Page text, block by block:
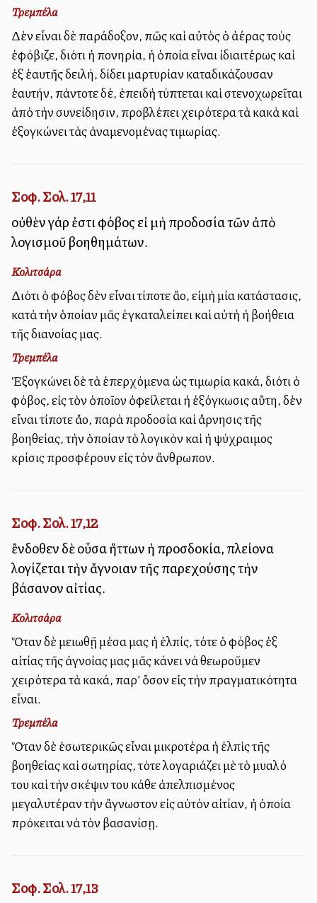
Τρεμπέλα
Δὲν εἶναι δὲ παράδοξον, πῶς καὶ αὐτὸς ὁ ἀέρας τοὺς
ἐφόβιζε, διότι ἡ πονηρία, ἡ ὁποία εἶναι ἰδιαιτέρως καὶ
ἐξ ἑαυτῆς δειλή, δίδει μαρτυρίαν καταδικάζουσαν
ἑαυτήν, πάντοτε δέ, ἐπειδὴ τύπτεται καὶ στενοχωρεῖται
ἀπὸ τὴν συνείδησιν, προβλέπει χειρότερα τὰ κακὰ καὶ
ἐξογκώνει τὰς ἀναμενομένας τιμωρίας.
Σοφ. Σολ. 17,11
οὐθὲν γάρ ἐστι φόβος εἰ μὴ προδοσία τῶν ἀπὸ
λογισμοῦ βοηθημάτων.
Κολιτσάρα
Διότι ὁ φόβος δὲν εἶναι τίποτε ἄλλο, εἰμὴ μία κατάστασις,
κατὰ τὴν ὁποίαν μᾶς ἐγκαταλείπει καὶ αὐτὴ ἡ βοήθεια
τῆς διανοίας μας.
Τρεμπέλα
Ἐξογκώνει δὲ τὰ ἐπερχόμενα ὡς τιμωρία κακά, διότι ὁ
φόβος, εἰς τὸν ὁποῖον ὀφείλεται ἡ ἐξόγκωσις αὕτη, δὲν
εἶναι τίποτε ἄλλο, παρὰ προδοσία καὶ ἄρνησις τῆς
βοηθείας, τὴν ὁποίαν τὸ λογικὸν καὶ ἡ ψύχραιμος
κρίσις προσφέρουν εἰς τὸν ἄνθρωπον.
Σοφ. Σολ. 17,12
ἔνδοθεν δὲ οὖσα ἥττων ἡ προσδοκία, πλείονα
λογίζεται τὴν ἄγνοιαν τῆς παρεχούσης τὴν
βάσανον αἰτίας.
Κολιτσάρα
Ὅταν δὲ μειωθῇ μέσα μας ἡ ἐλπίς, τότε ὁ φόβος ἐξ
αἰτίας τῆς ἀγνοίας μας μᾶς κάνει νὰ θεωροῦμεν
χειρότερα τὰ κακά, παρ’ ὅσον εἰς τὴν πραγματικότητα
εἶναι.
Τρεμπέλα
Ὅταν δὲ ἐσωτερικῶς εἶναι μικροτέρα ἡ ἐλπὶς τῆς
βοηθείας καὶ σωτηρίας, τότε λογαριάζει μὲ τὸ μυαλό
του καὶ τὴν σκέψιν του κάθε ἀπελπισμένος
μεγαλυτέραν τὴν ἄγνωστον εἰς αὐτὸν αἰτίαν, ἡ ὁποία
πρόκειται νὰ τὸν βασανίσῃ.
Σοφ. Σολ. 17,13